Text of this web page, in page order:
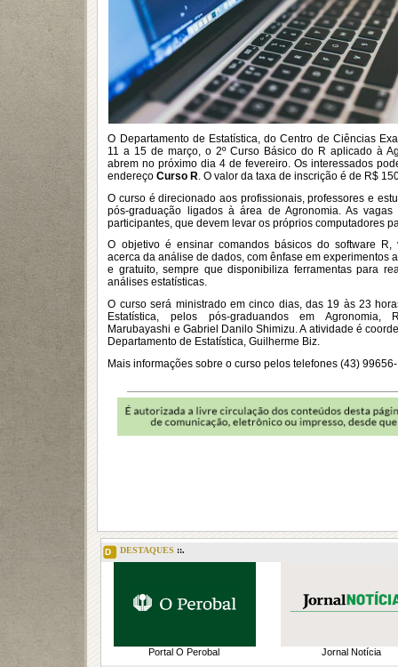
O Departamento de Estatística, do Centro de Ciências
11 a 15 de março, o 2º Curso Básico do R aplicado à
abrem no próximo dia 4 de fevereiro. Os interessados
endereçoCurso R. O valor da taxa de inscrição é de R$
O curso é direcionado aos profissionais, professores e
pós-graduação ligados à área de Agronomia. As
participantes, que devem levar os próprios computadores
O objetivo é ensinar comandos básicos do software R,
acerca da análise de dados, com ênfase em experimentos
e gratuito, sempre que disponibiliza ferramentas para
análises estatísticas.
O curso será ministrado em cinco dias, das 19 às 23
Estatística, pelos pós-graduandos em Agronomia,
Marubayashi e Gabriel Danilo Shimizu. A atividade é
Departamento de Estatística, Guilherme Biz.
Mais informações sobre o curso pelos telefones (43)
D DESTAQUES ::.
Portal O Perobal Jornal Notícia